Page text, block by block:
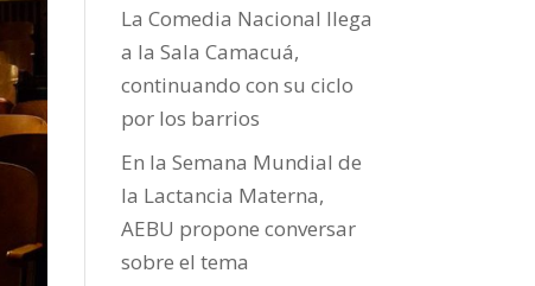
La Comedia Nacional llega
a la Sala Camacuá,
continuando con su ciclo
por los barrios
En la Semana Mundial de
la Lactancia Materna,
AEBU propone conversar
sobre el tema